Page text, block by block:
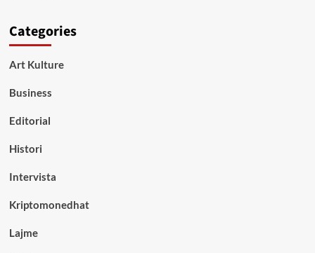
Categories
Art Kulture
Business
Editorial
Histori
Intervista
Kriptomonedhat
Lajme